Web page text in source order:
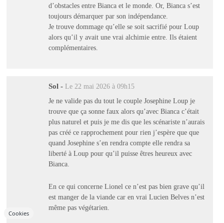
d’obstacles entre Bianca et le monde. Or, Bianca s’est
toujours démarquer par son indépendance.
Je trouve dommage qu’elle se soit sacrifié pour Loup
alors qu’il y avait une vrai alchimie entre. Ils étaient
complémentaires.
Sol - Le 22 mai 2026 à 09h15
Je ne valide pas du tout le couple Josephine Loup je
trouve que ça sonne faux alors qu’avec Bianca c’était
plus naturel et puis je me dis que les scénariste n’aurais
pas créé ce rapprochement pour rien j’espère que que
quand Josephine s’en rendra compte elle rendra sa
liberté à Loup pour qu’il puisse êtres heureux avec
Bianca.
En ce qui concerne Lionel ce n’est pas bien grave qu’il
est manger de la viande car en vrai Lucien Belves n’est
même pas végétarien.
Cookies